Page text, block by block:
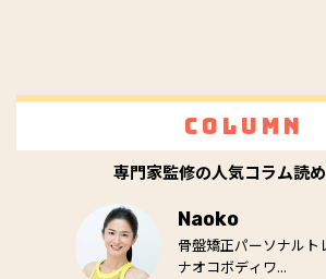
Column
専門家監修の人気コラム読め
Naoko
骨盤矯正パーソナルト
ナオコボディワ...